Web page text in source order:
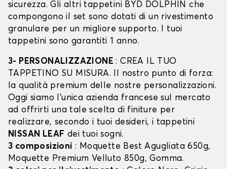
sicurezza. Gli altri tappetini BYD DOLPHIN che
compongono il set sono dotati di un rivestimento
granulare per un migliore supporto. I tuoi
tappetini sono garantiti 1 anno.
3- PERSONALIZZAZIONE: CREA IL TUO
TAPPETINO SU MISURA. Il nostro punto di forza:
la qualità premium delle nostre personalizzazioni.
Oggi siamo l’unica azienda francese sul mercato
ad offrirti una tale scelta di finiture per
realizzare, secondo i tuoi desideri, i tappetini
NISSAN LEAF dei tuoi sogni.
3 composizioni : Moquette Best Agugliata 650g,
Moquette Premium Velluto 850g, Gomma.